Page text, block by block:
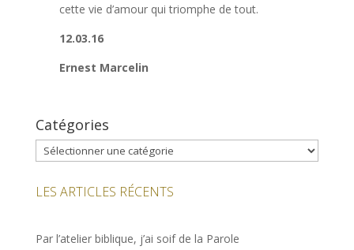
cette vie d’amour qui triomphe de tout.
12.03.16
Ernest Marcelin
Catégories
Catégories
LES ARTICLES RÉCENTS
Par l’atelier biblique, j’ai soif de la Parole